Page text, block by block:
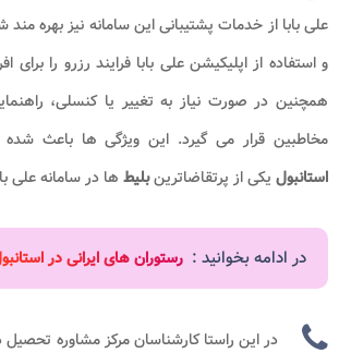
علی بابا از خدمات پشتیبانی این سامانه نیز بهره
و استفاده از اپلیکیشن علی بابا فرایند رزرو را برای
همچنین در صورت نیاز به تغییر یا کنسلی،
مخاطبین قرار می گیرد. این ویژگی ها باعث
استانبول یکی از پرتقاضاترینبلیط ها در سامانه علی
در ادامه بخوانید : رستوران های ایرانی در
در این راستا کارشناسان مرکز مشاوره تحصیل